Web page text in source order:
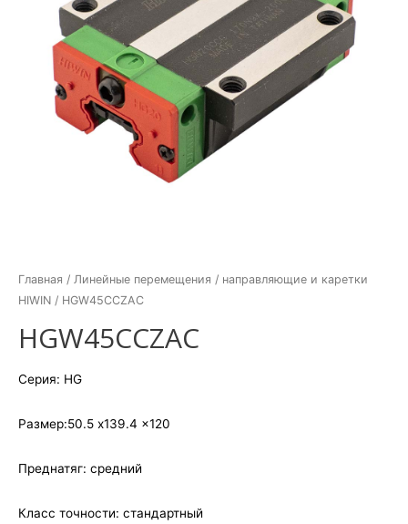
Главная / Линейные перемещения / направляющие и каретки
HIWIN / HGW45CCZAC
HGW45CCZAC
Серия: HG
Размер:50.5 x139.4 x120
Преднатяг: средний
Класс точности: стандартный